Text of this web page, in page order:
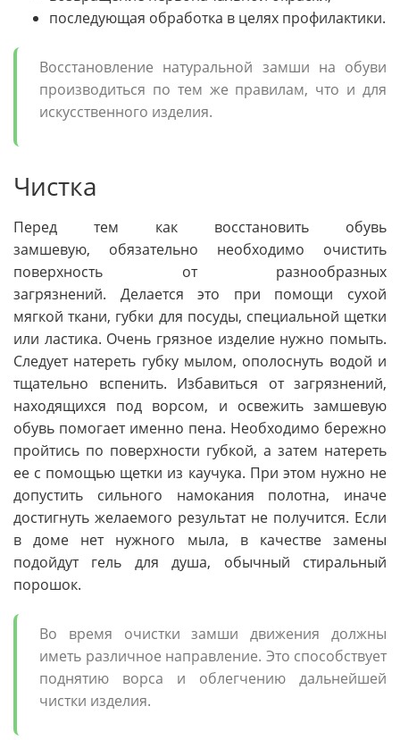
последующая обработка в целях профилактики.
Восстановление натуральной замши на обуви
производиться по тем же правилам, что и для
искусственного изделия.
Чистка
Перед тем как восстановить обувь
замшевую, обязательно необходимо очистить
поверхность от разнообразных
загрязнений. Делается это при помощи сухой
мягкой ткани, губки для посуды, специальной щетки
или ластика. Очень грязное изделие нужно помыть.
Следует натереть губку мылом, ополоснуть водой и
тщательно вспенить. Избавиться от загрязнений,
находящихся под ворсом, и освежить замшевую
обувь помогает именно пена. Необходимо бережно
пройтись по поверхности губкой, а затем натереть
ее с помощью щетки из каучука. При этом нужно не
допустить сильного намокания полотна, иначе
достигнуть желаемого результат не получится. Если
в доме нет нужного мыла, в качестве замены
подойдут гель для душа, обычный стиральный
порошок.
Во время очистки замши движения должны
иметь различное направление. Это способствует
поднятию ворса и облегчению дальнейшей
чистки изделия.